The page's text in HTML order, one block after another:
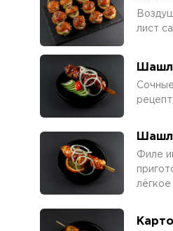
лист
Филе